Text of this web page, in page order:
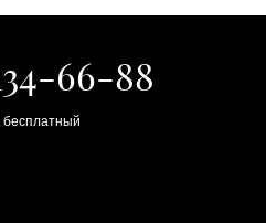
66-88
бесплатный